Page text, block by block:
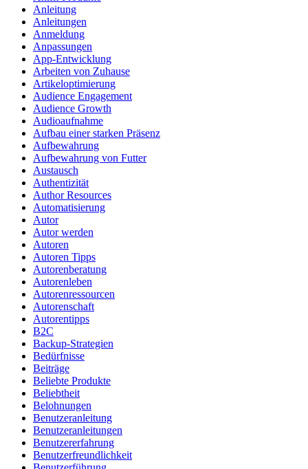
Anleitung
Anleitungen
Anmeldung
Anpassungen
App-Entwicklung
Arbeiten von Zuhause
Artikeloptimierung
Audience Engagement
Audience Growth
Audioaufnahme
Aufbau einer starken Präsenz
Aufbewahrung
Aufbewahrung von Futter
Austausch
Authentizität
Author Resources
Automatisierung
Autor
Autor werden
Autoren
Autoren Tipps
Autorenberatung
Autorenleben
Autorenressourcen
Autorenschaft
Autorentipps
B2C
Backup-Strategien
Bedürfnisse
Beiträge
Beliebte Produkte
Beliebtheit
Belohnungen
Benutzeranleitung
Benutzeranleitungen
Benutzererfahrung
Benutzerfreundlichkeit